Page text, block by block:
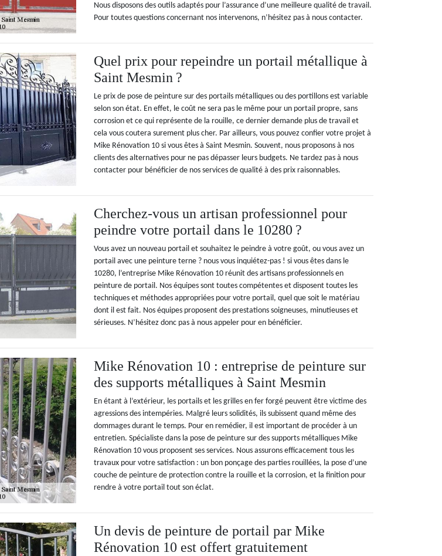
Nous disposons des outils adaptés pour l’assurance d’une meilleure qualité de travail.
Pour toutes questions concernant nos intervenons, n’hésitez pas à nous contacter.
Quel prix pour repeindre un portail métallique à
Saint Mesmin ?
Le prix de pose de peinture sur des portails métalliques ou des portillons est variable
selon son état. En effet, le coût ne sera pas le même pour un portail propre, sans
corrosion et ce qui représente de la rouille, ce dernier demande plus de travail et
cela vous coutera surement plus cher. Par ailleurs, vous pouvez confier votre projet à
Mike Rénovation 10 si vous êtes à Saint Mesmin. Souvent, nous proposons à nos
clients des alternatives pour ne pas dépasser leurs budgets. Ne tardez pas à nous
contacter pour bénéficier de nos services de qualité à des prix raisonnables.
Cherchez-vous un artisan professionnel pour
peindre votre portail dans le 10280 ?
Vous avez un nouveau portail et souhaitez le peindre à votre goût, ou vous avez un
portail avec une peinture terne ? nous vous inquiétez-pas ! si vous êtes dans le
10280, l’entreprise Mike Rénovation 10 réunit des artisans professionnels en
peinture de portail. Nos équipes sont toutes compétentes et disposent toutes les
techniques et méthodes appropriées pour votre portail, quel que soit le matériau
dont il est fait. Nos équipes proposent des prestations soigneuses, minutieuses et
sérieuses. N’hésitez donc pas à nous appeler pour en bénéficier.
Mike Rénovation 10 : entreprise de peinture sur
des supports métalliques à Saint Mesmin
En étant à l’extérieur, les portails et les grilles en fer forgé peuvent être victime des
agressions des intempéries. Malgré leurs solidités, ils subissent quand même des
dommages durant le temps. Pour en remédier, il est important de procéder à un
entretien. Spécialiste dans la pose de peinture sur des supports métalliques Mike
Rénovation 10 vous proposent ses services. Nous assurons efficacement tous les
travaux pour votre satisfaction : un bon ponçage des parties rouillées, la pose d’une
couche de peinture de protection contre la rouille et la corrosion, et la finition pour
rendre à votre portail tout son éclat.
Un devis de peinture de portail par Mike
Rénovation 10 est offert gratuitement